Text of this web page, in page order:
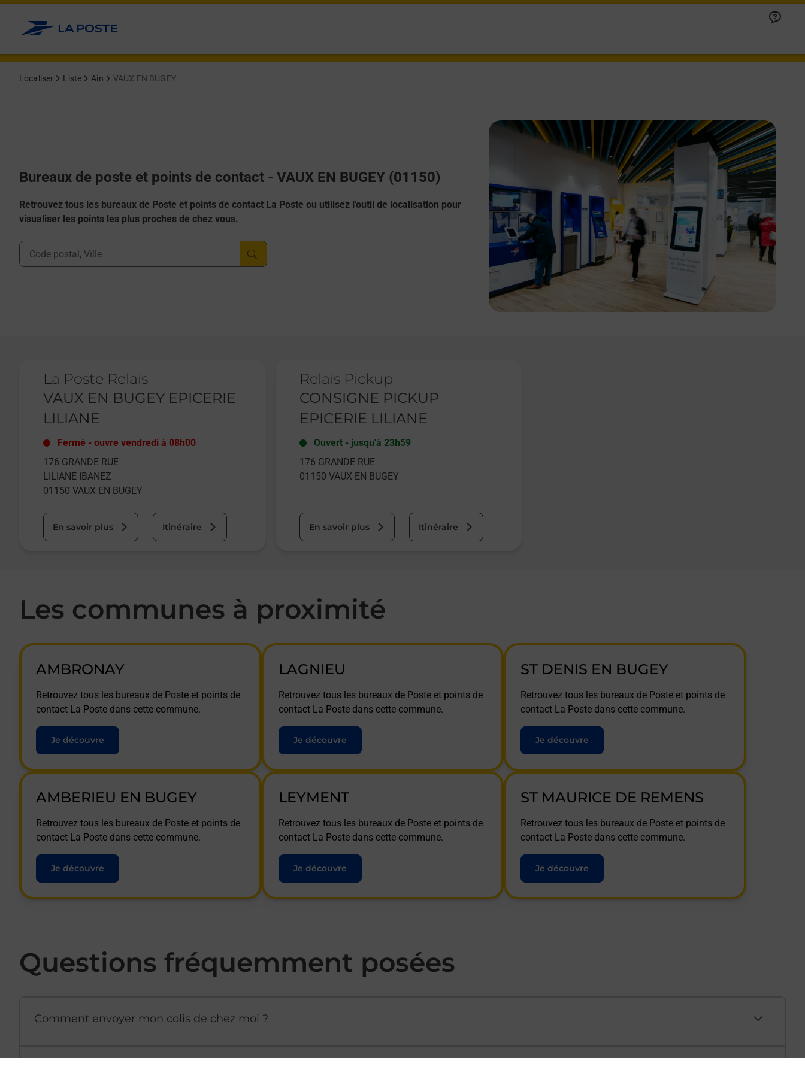
Allez au contenu
Localiser Liste Ain VAUX EN BUGEY
Bureaux de poste et points de contact - VAUX EN BUGEY (01150)
Retrouvez tous les bureaux de Poste et points de contact La Poste ou utilisez l'outil de localisation pour
visualiser les points les plus proches de chez vous.
Ville, Département, Code Postal
La Poste Relais
VAUX EN BUGEY EPICERIE
LILIANE
Fermé - ouvre vendredi à 08h00
176 GRANDE RUE
LILIANE IBANEZ
01150 VAUX EN BUGEY
En savoir plus Itinéraire
Relais Pickup
CONSIGNE PICKUP
EPICERIE LILIANE
Ouvert- jusqu'à 23h59
176 GRANDE RUE
01150 VAUX EN BUGEY
En savoir plus Itinéraire
Les communes à proximité
AMBRONAY
Retrouvez tous les bureaux de Poste et points de
contact La Poste dans cette commune.
Je découvre
LAGNIEU
Retrouvez tous les bureaux de Poste et points de
contact La Poste dans cette commune.
Je découvre
ST DENIS EN BUGEY
Retrouvez tous les bureaux de Poste et points de
contact La Poste dans cette commune.
Je découvre
AMBERIEU EN BUGEY
Retrouvez tous les bureaux de Poste et points de
contact La Poste dans cette commune.
Je découvre
LEYMENT
Retrouvez tous les bureaux de Poste et points de
contact La Poste dans cette commune.
Je découvre
ST MAURICE DE REMENS
Retrouvez tous les bureaux de Poste et points de
contact La Poste dans cette commune.
Je découvre
Questions fréquemment posées
Comment envoyer mon colis de chez moi ?
Afficher ou masquer la réponse
Afficher ou masquer la réponse
Afficher ou masquer la réponse
Afficher ou masquer la réponse
Afficher ou masquer la réponse